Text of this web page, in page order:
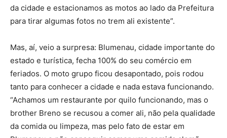
da cidade e estacionamos as motos ao lado da Prefeitura
para tirar algumas fotos no trem ali existente”.
Mas, aí, veio a surpresa: Blumenau, cidade importante do
estado e turística, fecha 100% do seu comércio em
feriados. O moto grupo ficou desapontado, pois rodou
tanto para conhecer a cidade e nada estava funcionando.
“Achamos um restaurante por quilo funcionando, mas o
brother Breno se recusou a comer ali, não pela qualidade
da comida ou limpeza, mas pelo fato de estar em